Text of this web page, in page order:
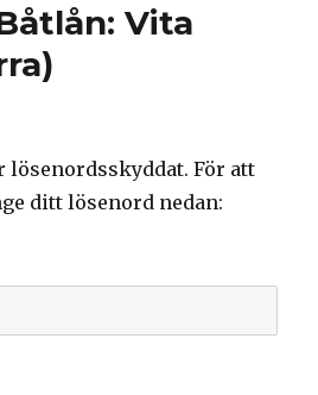
Vita
lösenordsskyddat. För att
ditt lösenord nedan: